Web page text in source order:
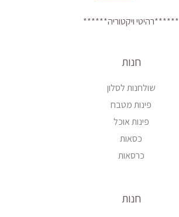
******רהיטי ויקטוריה******
חנות
שולחנות לסלון
פינות מטבח
פינות אוכל
כסאות
כרסאות
חנות